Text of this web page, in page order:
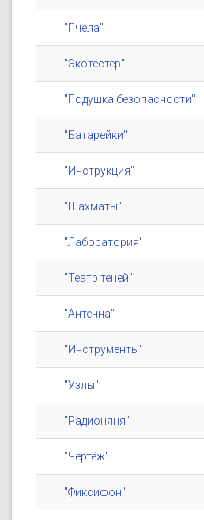
"Пчела"
"Экотестер"
"Подушка безопасности"
"Батарейки"
"Инструкция"
"Шахматы"
"Лаборатория"
"Театр теней"
"Антенна"
"Инструменты"
"Узлы"
"Радионяня"
"Чертёж"
"Фиксифон"